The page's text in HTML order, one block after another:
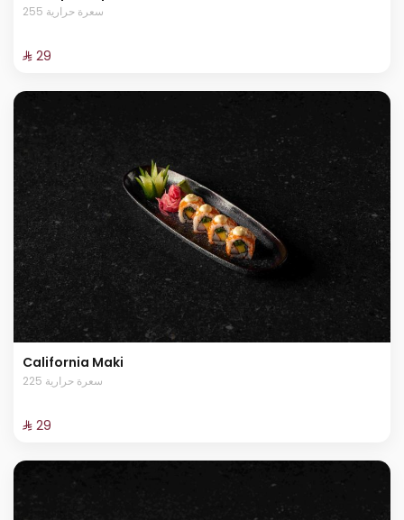
255 سعرة حرارية
⁨⁦‪‬ 29⁩
California Maki
225 سعرة حرارية
⁨⁦‪‬ 29⁩